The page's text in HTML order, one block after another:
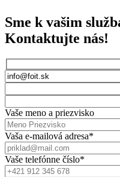
Sme k vašim
Kontaktujte nás!
Vaše meno a priezvisko
Vaša e-mailová adresa*
Vaše telefónne číslo*